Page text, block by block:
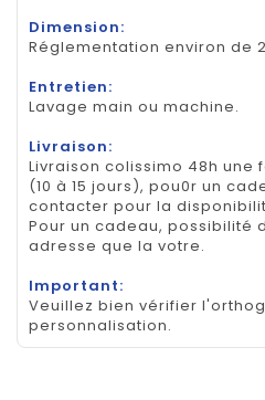
Dimension:
Réglementation environ de
Entretien:
Lavage main ou machine.
Livraison:
Livraison colissimo 48h
(10 à 15 jours), pou0r un
contacter pour la
Pour un cadeau, possibilité
adresse que la votre.
Important:
Veuillez bien vérifier
personnalisation.